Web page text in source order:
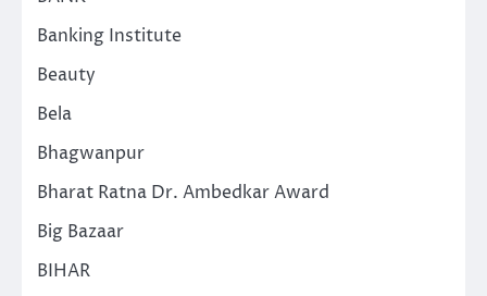
Banking Institute
Beauty
Bela
Bhagwanpur
Bharat Ratna Dr. Ambedkar Award
Big Bazaar
BIHAR